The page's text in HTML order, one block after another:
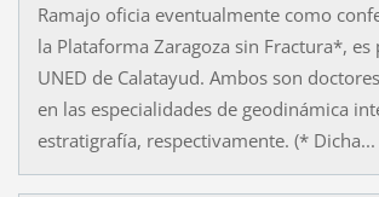
Ramajo oficia eventualmente como
la Plataforma Zaragoza sin Fractura*, es
UNED de Calatayud. Ambos son
en las especialidades de geodinámica
estratigrafía, respectivamente. (* Dicha...